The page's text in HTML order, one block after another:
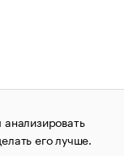
прав
Сообщения
надзору в сфере
его лучше.